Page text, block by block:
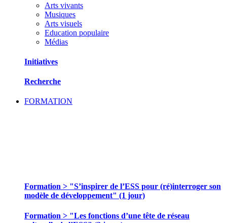
Arts vivants
Musiques
Arts visuels
Education populaire
Médias
Initiatives
Recherche
FORMATION
Formation > "S’inspirer de l’ESS pour (ré)interroger son
modèle de développement" (1 jour)
Formation > "Les fonctions d’une tête de réseau